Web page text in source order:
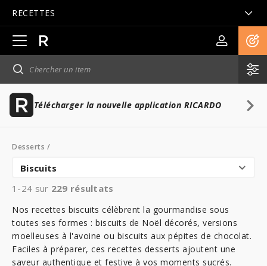
RECETTES
Ouvrir
la
navigation
principale
Télécharger la nouvelle application RICARDO
Desserts /
Biscuits
1-24 sur 229 résultats
Nos recettes biscuits célèbrent la gourmandise sous
toutes ses formes : biscuits de Noël décorés, versions
moelleuses à l'avoine ou biscuits aux pépites de chocolat.
Faciles à préparer, ces recettes desserts ajoutent une
saveur authentique et festive à vos moments sucrés.